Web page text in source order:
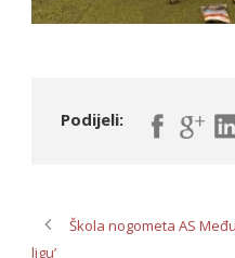
Podijeli:
Škola nogometa AS
ligu’